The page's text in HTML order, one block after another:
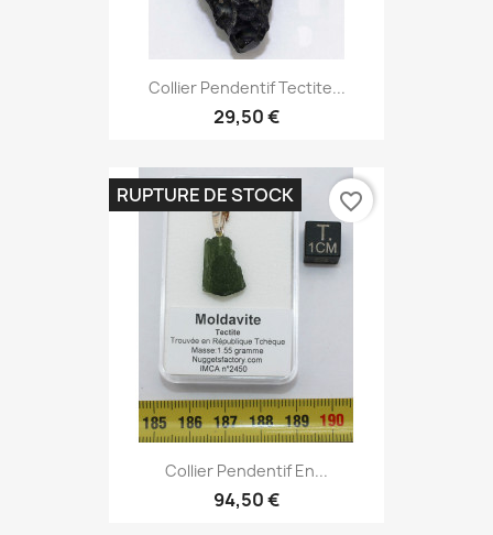
Collier Pendentif Tectite...
29,50 €
Collier Pendentif En...
94,50 €
RUPTURE DE STOCK favorite_border